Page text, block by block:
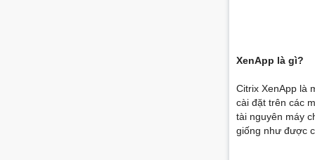
XenApp là gì?
Citrix XenApp là
cài đặt trên các
tài nguyên máy
giống như được